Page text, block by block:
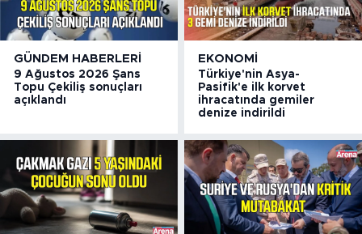
GÜNDEM HABERLERI
9 Ağustos 2026 Şans
Topu Çekiliş sonuçları
açıklandı
EKONOMI
Türkiye'nin Asya-
Pasifik'e ilk korvet
ihracatında gemiler
denize indirildi